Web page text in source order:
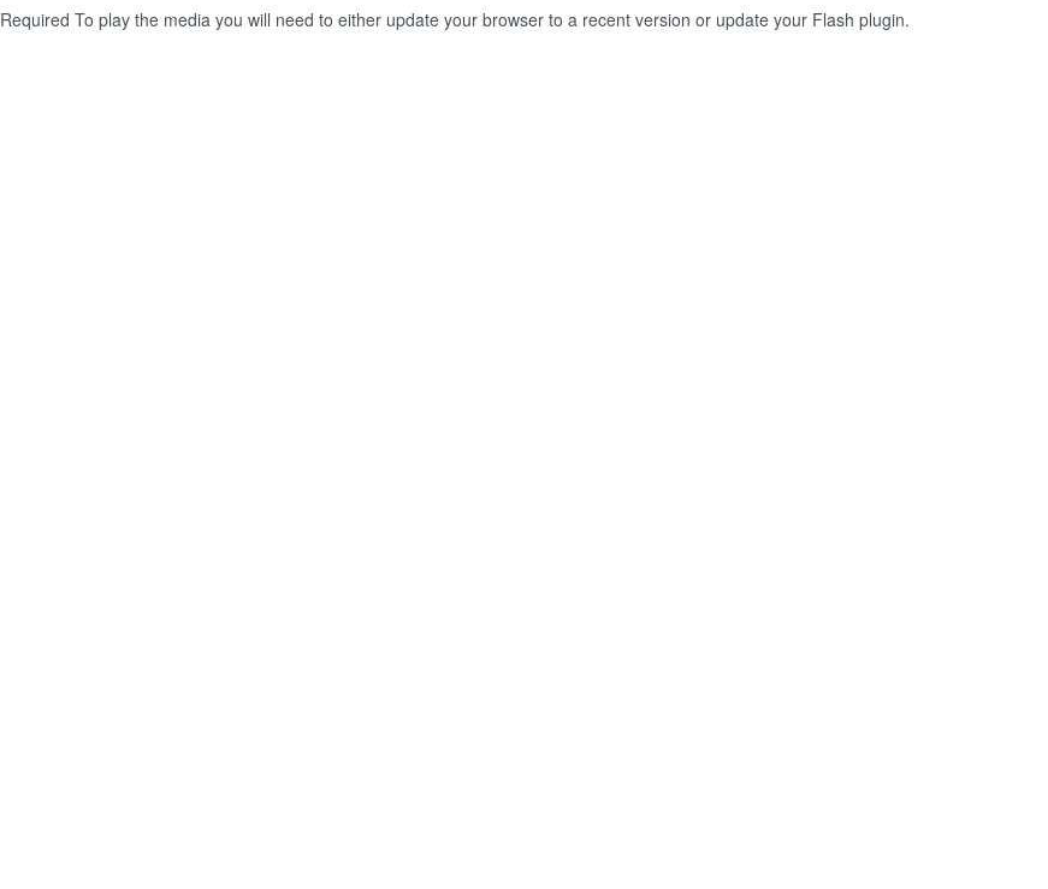
To play the media you will need to either update your browser to a recent version or update your Flash plugin.